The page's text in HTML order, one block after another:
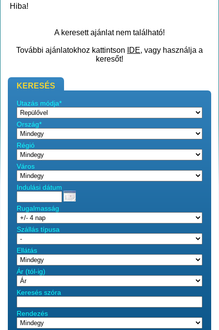
Hiba!
A keresett ajánlat nem található!
További ajánlatokhoz kattintson IDE, vagy használja a
keresőt!
KERESÉS
Utazás módja*
Ország*
Régió
Város
Indulási dátum
Rugalmasság
Szállás típusa
Ellátás
Ár (tól-ig)
Keresés szóra
Rendezés